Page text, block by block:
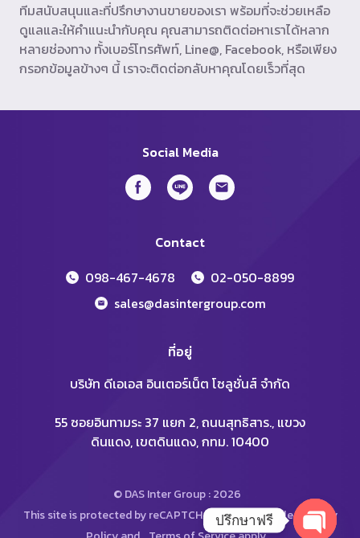
ทีมสนับสนุนและที่ปรึกษางานขายของเรา พร้อมที่จะช่วยเหลือ
ดูแลและให้คำแนะนำกับคุณ คุณสามารถติดต่อหาเราได้หลาก
หลายช่องทาง ทั้งเบอร์โทรศัพท์, Line@, Facebook, หรือเพียง
กรอกข้อมูลข้างๆ นี้ เราจะติดต่อกลับหาคุณโดยเร็วที่สุด
Social Media
Contact
098-467-4678
02-050-8899
sales@dasintergroup.com
ที่อยู่
บริษัท ดีเอเอส อินเตอร์เน็ต โซลูชั่นส์ จำกัด
55 ซอยอินทามระ 37 แยก 2, ถนนสุทธิสาร., แขวง
ดินแดง, เขตดินแดง, กทม. 10400
© DAS Inter Group : 2026
This site is protected by reCAPTCHA and the Google Privacy
ปรึกษาฟรี